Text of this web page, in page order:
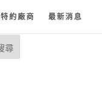
特約廠商 最新消息